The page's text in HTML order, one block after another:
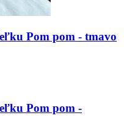
Pom pom - tmavo
Pom pom -